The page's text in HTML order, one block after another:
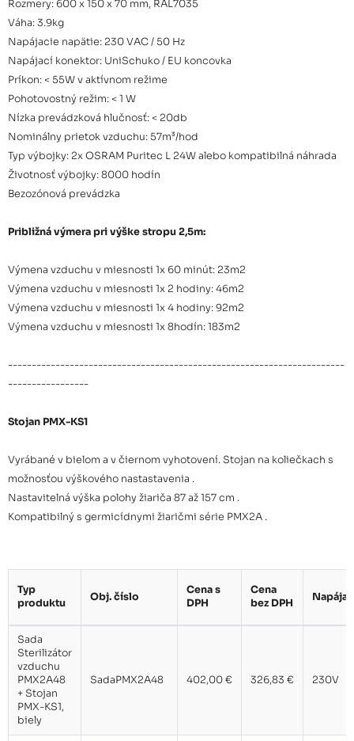
Rozmery: 600 x 150 x 70 mm, RAL7035
Váha: 3.9kg
Napájacie napätie: 230 VAC / 50 Hz
Napájací konektor: UniSchuko / EU koncovka
Príkon: < 55W v aktívnom režime
Pohotovostný režim: < 1 W
Nízka prevádzková hlučnosť: < 20db
Nominálny prietok vzduchu: 57m³/hod
Typ výbojky: 2x OSRAM Puritec L 24W alebo kompatibilná náhrada
Životnosť výbojky: 8000 hodín
Bezozónová prevádzka
Približná výmera pri výške stropu 2,5m:
Výmena vzduchu v miesnosti 1x 60 minút: 23m2
Výmena vzduchu v miesnosti 1x 2 hodiny: 46m2
Výmena vzduchu v miesnosti 1x 4 hodiny: 92m2
Výmena vzduchu v miesnosti 1x 8hodín: 183m2
-----------------------------------------------------------------------
-----------------
Stojan PMX-KS1
Vyrábané v bielom a v čiernom vyhotovení. Stojan na koliečkach s
možnosťou výškového nastastavenia .
Nastavitelná výška polohy žiariča 87 až 157 cm .
Kompatibilný s germicídnymi žiaričmi série PMX2A .
Typ
produktu
Obj. číslo
Cena s
DPH
Cena
bez DPH
Sada
Sterilizátor
vzduchu
PMX2A48
+ Stojan
PMX-KS1,
biely
SadaPMX2A48 402,00 € 326,83 € 230V